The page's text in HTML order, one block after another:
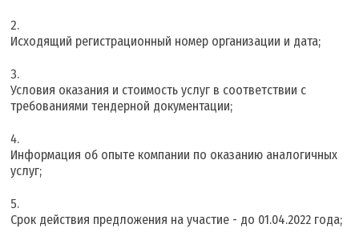
Исходящий регистрационный номер организации и дата;
Условия оказания и стоимость услуг в соответствии с
требованиями тендерной документации;
Информация об опыте компании по оказанию аналогичных
услуг;
Срок действия предложения на участие - до 01.04.2022 года;